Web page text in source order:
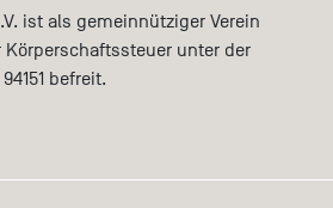
ist als gemeinnütziger Verein
unter der
befreit.